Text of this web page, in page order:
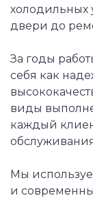
холодильных
двери до
За годы
себя как
виды
каждый
Мы
и